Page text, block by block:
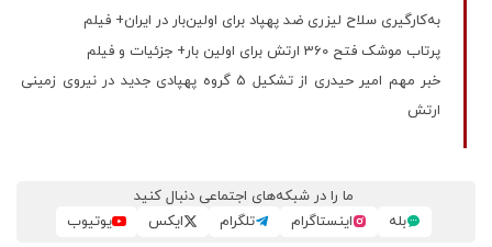
به‌کارگیری سلاح لیزری ضد پهپاد برای اولین‌بار در ایران+ فیلم
پرتاب موشک فتح 360 ارتش برای اولین بار+ جزئیات و فیلم
خبر مهم امیر حیدری از تشکیل 5 گروه پهپادی جدید در نیروی زمینی
ارتش
ما را در شبکه‌های اجتماعی دنبال کنید
بله
اینستاگرام تلگرام ایکس یوتیوب